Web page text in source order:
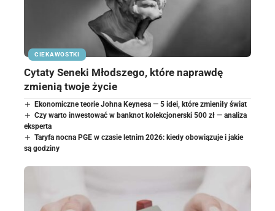
CIEKAWOSTKI
Cytaty Seneki Młodszego, które naprawdę
zmienią twoje życie
Ekonomiczne teorie Johna Keynesa — 5 idei, które zmieniły świat
Czy warto inwestować w banknot kolekcjonerski 500 zł — analiza
eksperta
Taryfa nocna PGE w czasie letnim 2026: kiedy obowiązuje i jakie
są godziny